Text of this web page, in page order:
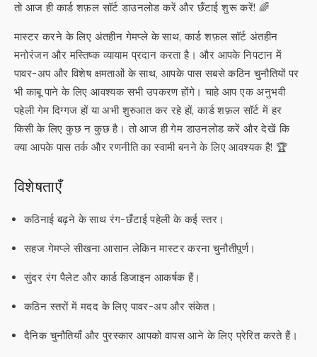
तो आज ही कार्ड शफ़ल सॉर्ट डाउनलोड करें और छँटाई शुरू करें! 🌈
मास्टर करने के लिए अंतहीन गेमप्ले के साथ, कार्ड शफ़ल सॉर्ट अंतहीन
मनोरंजन और मस्तिष्क व्यायाम प्रदान करता है। और आपके निपटान में
पावर-अप और विशेष क्षमताओं के साथ, आपके पास सबसे कठिन चुनौतियों पर
भी काबू पाने के लिए आवश्यक सभी उपकरण होंगे। चाहे आप एक अनुभवी
पहेली गेम दिग्गज हों या अभी शुरुआत कर रहे हों, कार्ड शफ़ल सॉर्ट में हर
किसी के लिए कुछ न कुछ है। तो आज ही गेम डाउनलोड करें और देखें कि
क्या आपके पास तर्क और रणनीति का स्वामी बनने के लिए आवश्यक है! 🏆
विशेषताएँ
कठिनाई बढ़ने के साथ रंग-छँटाई पहेली के कई स्तर।
सहज गेमप्ले सीखना आसान लेकिन मास्टर करना चुनौतीपूर्ण।
सुंदर रंग पैलेट और कार्ड डिजाइन आकर्षक हैं।
कठिन स्तरों में मदद के लिए पावर-अप और संकेत।
दैनिक चुनौतियाँ और पुरस्कार आपको वापस आने के लिए प्रेरित करते हैं।